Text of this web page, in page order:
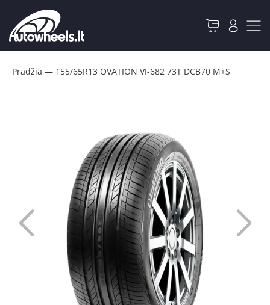
Pradžia — 155/65R13 OVATION VI-682 73T DCB70 M+S